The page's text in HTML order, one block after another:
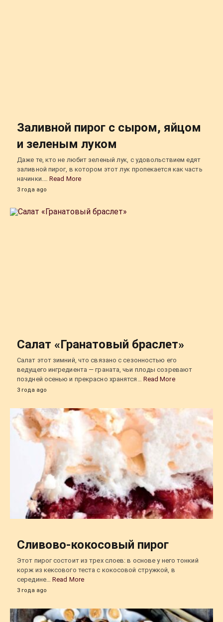
Заливной пирог с сыром, яйцом
и зеленым луком
Даже те, кто не любит зеленый лук, с удовольствием едят
заливной пирог, в котором этот лук пропекается как часть
начинки.… Read More
3 года ago
Салат «Гранатовый браслет»
Салат этот зимний, что связано с сезонностью его
ведущего ингредиента — граната, чьи плоды созревают
поздней осенью и прекрасно хранятся… Read More
3 года ago
Сливово-кокосовый пирог
Этот пирог состоит из трех слоев: в основе у него тонкий
корж из кексового теста с кокосовой стружкой, в
середине… Read More
3 года ago